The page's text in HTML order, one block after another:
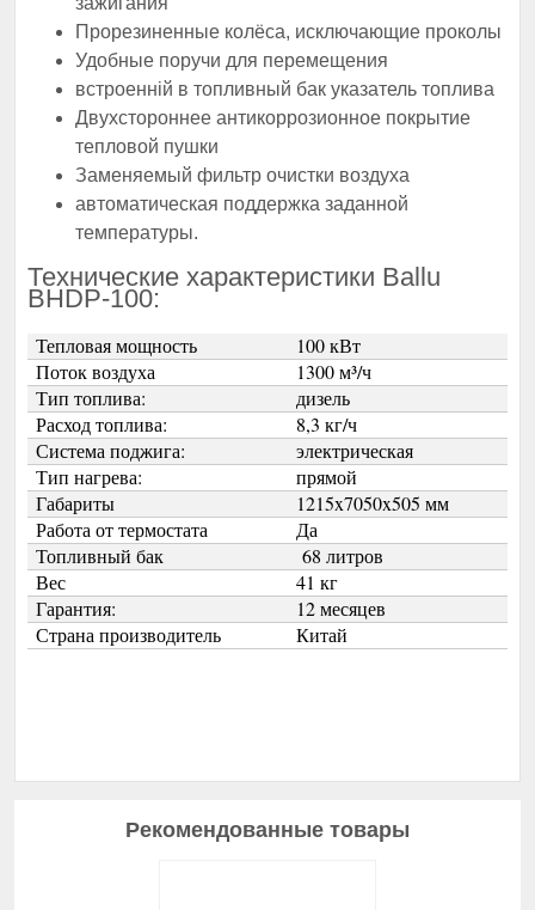
Прорезиненные колёса, исключающие проколы
Удобные поручи для перемещения
встроенній в топливный бак указатель топлива
Двухстороннее антикоррозионное покрытие
тепловой пушки
Заменяемый фильтр очистки воздуха
автоматическая поддержка заданной
температуры.
Технические характеристики Ballu
BHDP-100:
Тепловая мощность
100 кВт
Поток воздуха
1300 м³/ч
Тип топлива:
дизель
Расход топлива:
8,3 кг/ч
Система поджига:
электрическая
Тип нагрева:
прямой
Габариты
1215x7050x505 мм
Работа от термостата
Да
Топливный бак
68 литров
Вес
41 кг
Гарантия:
12 месяцев
Страна производитель
Китай
Рекомендованные товары